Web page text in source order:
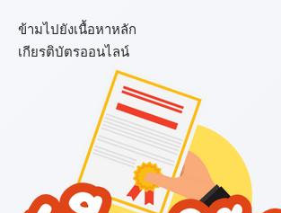
ข้ามไปยังเนื้อหาหลัก
เกียรติบัตรออนไลน์